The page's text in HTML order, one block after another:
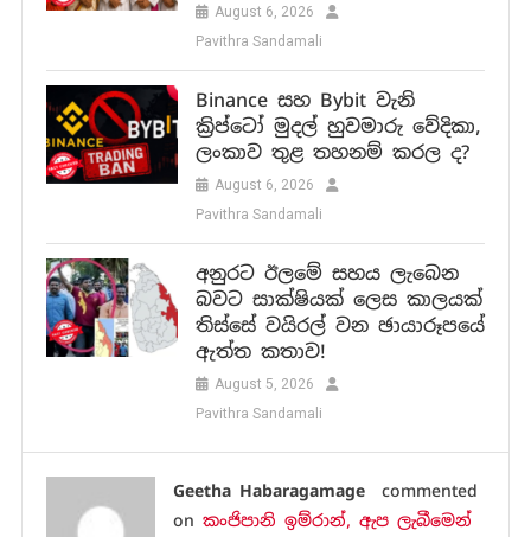
August 6, 2026
Pavithra Sandamali
Binance සහ Bybit වැනි
ක්‍රිප්ටෝ මුදල් හුවමාරු වේදිකා,
ලංකාව තුළ තහනම් කරල ද?
August 6, 2026
Pavithra Sandamali
අනුරට ඊලමේ සහය ලැබෙන
බවට සාක්ෂියක් ලෙස කාලයක්
තිස්සේ වයිරල් වන ඡායාරූපයේ
ඇත්ත කතාව!
August 5, 2026
Pavithra Sandamali
Geetha Habaragamage commented
onකංජිපානි ඉම්රාන්, ඇප ලැබීමෙන්